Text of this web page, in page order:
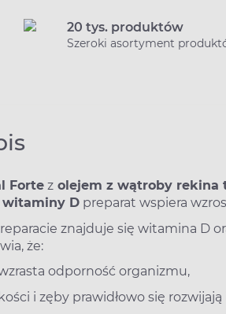
20 tys. produktów
Szeroki asortyment
Forte z olejem z wątroby rekina
witaminy D preparat wspiera
znajduje się witamina D
że:
odporność organizmu,
kości i zęby prawidłowo się